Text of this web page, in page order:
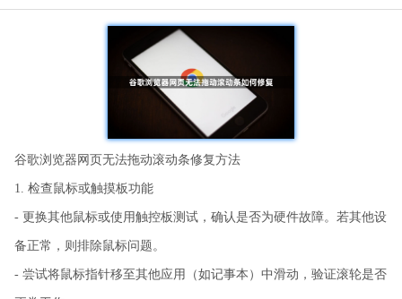
谷歌浏览器网页无法拖动滚动条修复方法
1. 检查鼠标或触摸板功能
- 更换其他鼠标或使用触控板测试，确认是否为硬件故障。若其他设
备正常，则排除鼠标问题。
- 尝试将鼠标指针移至其他应用（如记事本）中滑动，验证滚轮是否